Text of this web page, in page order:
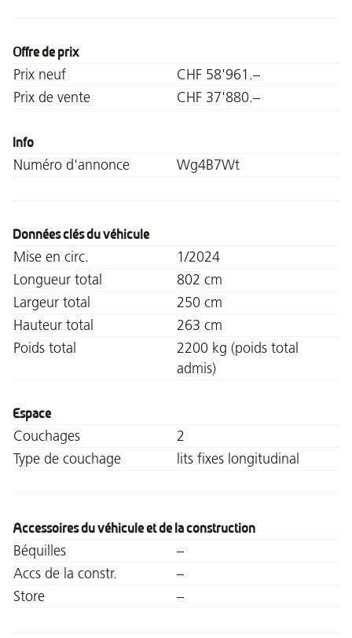
Offre de prix
Prix neuf
CHF 58'961.–
Prix de vente
CHF 37'880.–
Info
Numéro d'annonce Wg4B7Wt
Données clés du véhicule
Mise en circ.
1/2024
Longueur total
802 cm
Largeur total
250 cm
Hauteur total
263 cm
Poids total
2200 kg (poids total
admis)
Espace
Couchages
2
Type de couchage
lits fixes longitudinal
Accessoires du véhicule et de la construction
Béquilles
–
Accs de la constr.
–
Store
–